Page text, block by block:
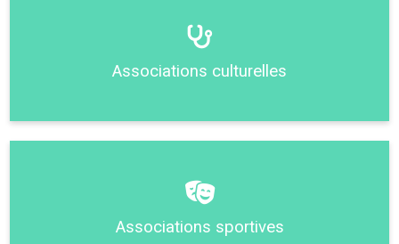
Associations culturelles
Associations sportives